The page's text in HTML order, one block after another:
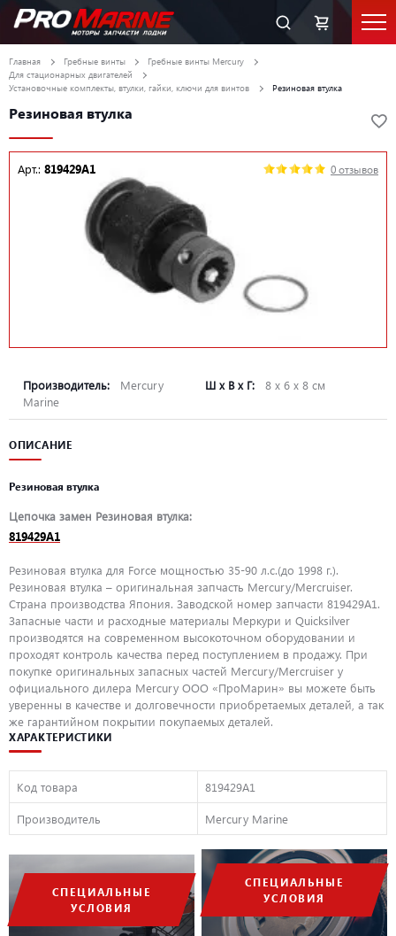
СПЕЦИАЛЬНЫЕ
УСЛОВИЯ
СПЕЦИАЛЬНЫЕ
УСЛОВИЯ
Главная Гребные винты
Гребные винты Mercury
Для стационарных двигателей
Установочные комплекты, втулки, гайки, ключи для винтов
Резиновая втулка
Резиновая втулка
Арт.: 819429A1 0 отзывов
Производитель:
Mercury
Marine
Ш х В х Г: 8 х 6 х 8 см
ОПИСАНИЕ
Резиновая втулка
Цепочка замен Резиновая втулка:
819429A1
Резиновая втулка для Force мощностью 35-90 л.с.(до 1998 г.).
Резиновая втулка – оригинальная запчасть Mercury/Mercruiser.
Страна производства Япония. Заводской номер запчасти 819429A1.
Запасные части и расходные материалы Меркури и Quicksilver
производятся на современном высокоточном оборудовании и
проходят контроль качества перед поступлением в продажу. При
покупке оригинальных запасных частей Mercury/Mercruiser у
официального дилера Mercury ООО «ПроМарин» вы можете быть
уверенны в качестве и долговечности приобретаемых деталей, а так
же гарантийном покрытии покупаемых деталей.
ХАРАКТЕРИСТИКИ
Код товара 819429A1
Производитель Mercury Marine